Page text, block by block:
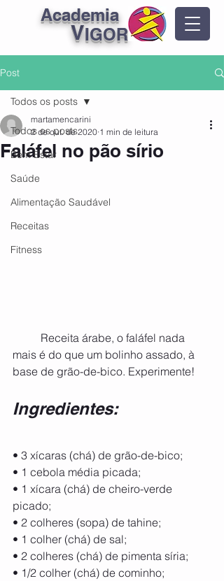
V
Academia
IGOR
Post
Todos os posts
Bem Estar
Saúde
Alimentação Saudável
Receitas
Fitness
Todos os posts
Faláfel no pão sírio
martamencarini
2 de out. de 2020 1 min de leitura
mais é do que um bolinho assado, à
base de grão-de-bico. Experimente!
Ingredientes:
• 3 xícaras (chá) de grão-de-bico;
• 1 cebola média picada;
• 1 xícara (chá) de cheiro-verde
picado;
• 2 colheres (sopa) de tahine;
• 1 colher (chá) de sal;
• 2 colheres (chá) de pimenta síria;
• 1/2 colher (chá) de cominho;